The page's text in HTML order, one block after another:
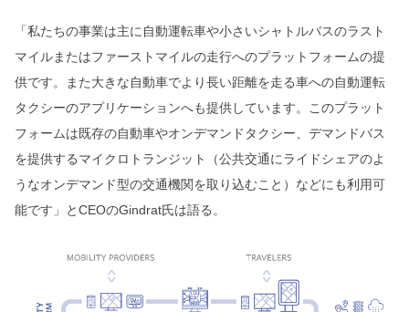
「私たちの事業は主に自動運転車や小さいシャトルバスのラスト
マイルまたはファーストマイルの走行へのプラットフォームの提
供です。また大きな自動車でより長い距離を走る車への自動運転
タクシーのアプリケーションへも提供しています。このプラット
フォームは既存の自動車やオンデマンドタクシー、デマンドバス
を提供するマイクロトランジット（公共交通にライドシェアのよ
うなオンデマンド型の交通機関を取り込むこと）などにも利用可
能です」とCEOのGindrat氏は語る。